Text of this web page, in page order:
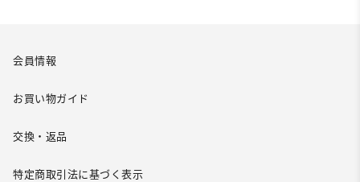
会員情報
お買い物ガイド
交換・返品
特定商取引法に基づく表示